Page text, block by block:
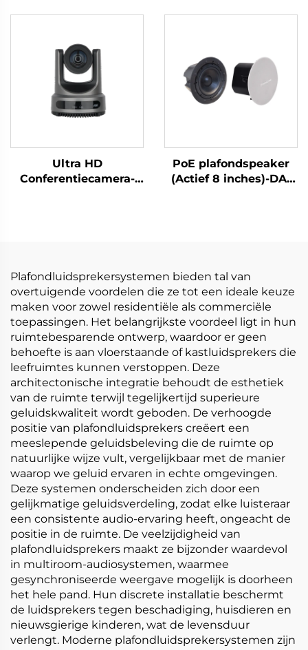
DM-Mshow-15.6P
Ultra HD
Conferentiecamera-
PoE plafondspeaker
(Actief 8 inches)-DA-
Plafondluidsprekersystemen bieden tal van
overtuigende voordelen die ze tot een ideale keuze
maken voor zowel residentiële als commerciële
toepassingen. Het belangrijkste voordeel ligt in hun
ruimtebesparende ontwerp, waardoor er geen
behoefte is aan vloerstaande of kastluidsprekers die
leefruimtes kunnen verstoppen. Deze
architectonische integratie behoudt de esthetiek
van de ruimte terwijl tegelijkertijd superieure
geluidskwaliteit wordt geboden. De verhoogde
positie van plafondluidsprekers creëert een
meeslepende geluidsbeleving die de ruimte op
natuurlijke wijze vult, vergelijkbaar met de manier
waarop we geluid ervaren in echte omgevingen.
Deze systemen onderscheiden zich door een
gelijkmatige geluidsverdeling, zodat elke luisteraar
een consistente audio-ervaring heeft, ongeacht de
positie in de ruimte. De veelzijdigheid van
plafondluidsprekers maakt ze bijzonder waardevol
in multiroom-audiosystemen, waarmee
gesynchroniseerde weergave mogelijk is doorheen
het hele pand. Hun discrete installatie beschermt
de luidsprekers tegen beschadiging, huisdieren en
nieuwsgierige kinderen, wat de levensduur
verlengt. Moderne plafondluidsprekersystemen zijn